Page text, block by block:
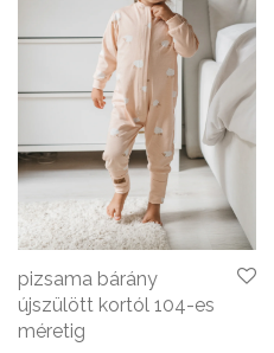
pizsama bárány
újszülött kortól 104-es
méretig